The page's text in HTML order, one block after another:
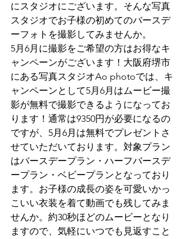
にスタジオにございます。そんな写真
スタジオでお子様の初めてのバースデ
ーフォトを撮影してみませんか。
5月6月に撮影をご希望の方はお得なキ
ャンペーンがございます！大阪府堺市
にある写真スタジオAo photoでは、キ
ャンペーンとして5月6月はムービー撮
影が無料で撮影できるようになってお
ります！通常は9350円が必要になるの
ですが、5月6月は無料でプレゼントさ
せていただいております。対象プラン
はバースデープラン・ハーフバースデ
ープラン・ベビープランとなっており
ます。お子様の成長の姿を可愛いかっ
こいい衣装を着て動画でも残してみま
せんか。約30秒ほどのムービーとなり
ますので、気軽にいつでも見返すこと